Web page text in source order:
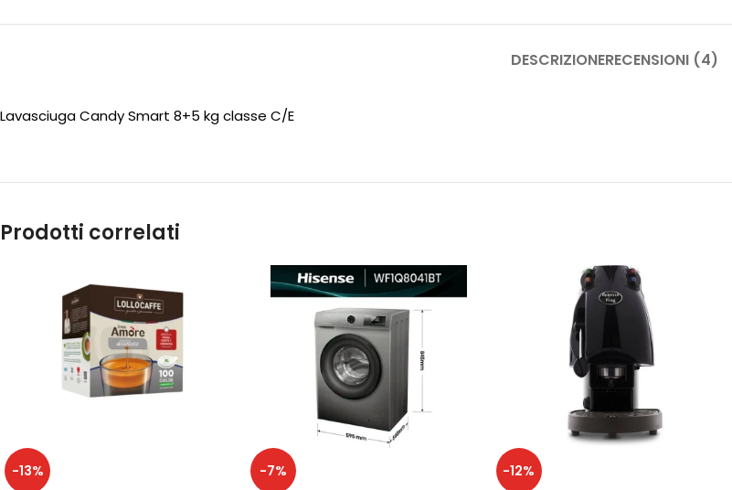
DESCRIZIONERECENSIONI (4)
Lavasciuga Candy Smart 8+5 kg classe C/E
Prodotti correlati
-13% -7% -12%